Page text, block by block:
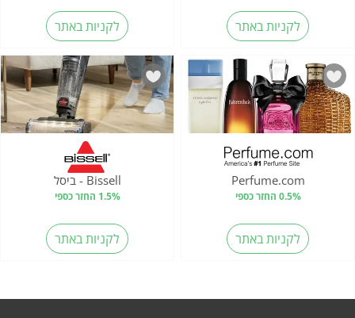
לקניות באתר לקניות באתר
Perfume.com
0.5% החזר כספי
לקניות באתר
Bissell - ביסל
1.5% החזר כספי
לקניות באתר